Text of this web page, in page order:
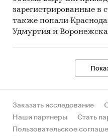
на
/
3.
зарегистрированные в
также попали
Удмуртия и
Заказать исследование
Наши партнеры
Стать
Пользовательское